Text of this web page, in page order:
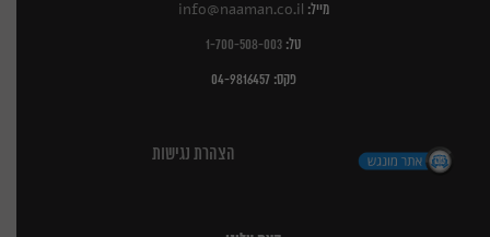
מייל: info@naaman.co.il
טל:1-700-508-003
פקס: 04-9816457
הצהרת נגישות